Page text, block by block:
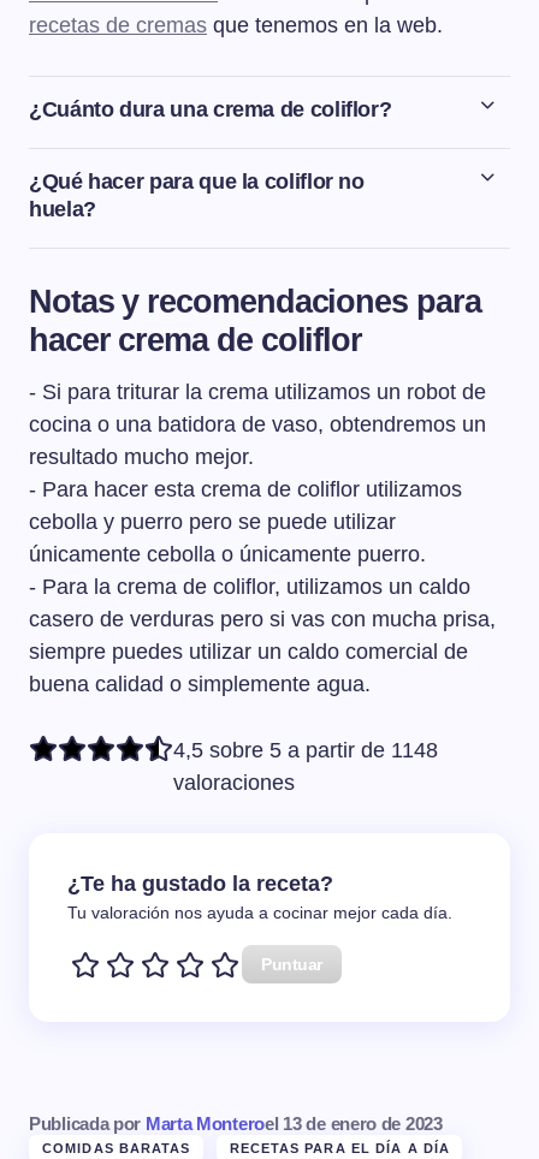
recetas de cremas que tenemos en la web.
¿Cuánto dura una crema de coliflor?
Una crema de coliflor aguanta en la nevera, dentro de
un táper o un recipiente bien cerrado, hasta 2 días.
¿Qué hacer para que la coliflor no
huela?
Un truco para cocinar la coliflor sin olor es añadir leche
esta crema, al caldo de verduras. Otro consejo para
evitar el olor es no sobrecocer la coliflor.
Notas y recomendaciones para
hacer crema de coliflor
- Si para triturar la crema utilizamos un robot de
cocina o una batidora de vaso, obtendremos un
resultado mucho mejor.
- Para hacer esta crema de coliflor utilizamos
cebolla y puerro pero se puede utilizar
únicamente cebolla o únicamente puerro.
- Para la crema de coliflor, utilizamos un caldo
casero de verduras pero si vas con mucha prisa,
siempre puedes utilizar un caldo comercial de
buena calidad o simplemente agua.
4,5 sobre 5 a partir de 1148
valoraciones
¿Te ha gustado la receta?
Tu valoración nos ayuda a cocinar mejor cada día.
Puntuar
Publicada por Marta Monteroel 13 de enero de 2023
COMIDAS BARATAS RECETAS PARA EL DÍA A DÍA